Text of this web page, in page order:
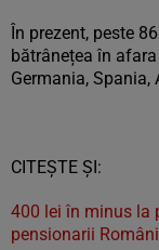
În prezent, peste
bătrânețea în
Germania, Spania,
CITEȘTE ȘI:
400 lei în minus la
pensionarii